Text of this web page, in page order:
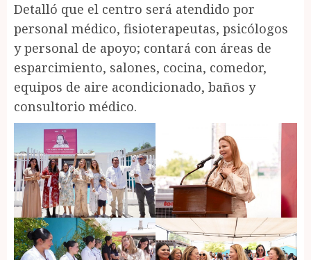
Detalló que el centro será atendido por
personal médico, fisioterapeutas, psicólogos
y personal de apoyo; contará con áreas de
esparcimiento, salones, cocina, comedor,
equipos de aire acondicionado, baños y
consultorio médico.